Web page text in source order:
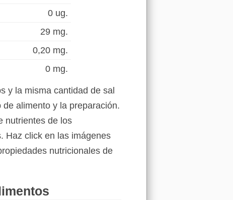
0 ug.
29 mg.
0,20 mg.
0 mg.
y la misma cantidad de sal
alimento y la preparación.
nutrientes de los
Haz click en las imágenes
nutricionales de